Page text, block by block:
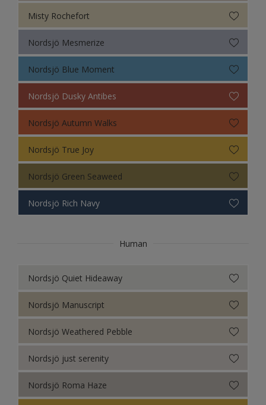
Colour Futures 19
Colour Futures 18
Colour Futures 21
Misty Rochefort
Nordsjö Mesmerize
Nordsjö Blue Moment
Nordsjö Dusky Antibes
Nordsjö Autumn Walks
Nordsjö True Joy
Nordsjö Green Seaweed
Nordsjö Rich Navy
Human
Nordsjö Quiet Hideaway
Nordsjö Manuscript
Nordsjö Weathered Pebble
Nordsjö just serenity
Nordsjö Roma Haze